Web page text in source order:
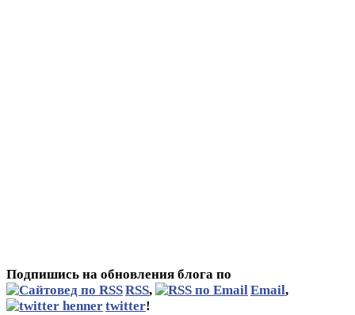
Подпишись на обновления блога по
RSS, Email,
twitter!